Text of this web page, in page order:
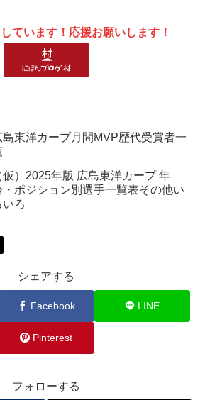
ています！応援お願いします！
島東洋カープ月間MVP歴代受賞者一
仮）2025年版 広島東洋カープ 年
・ポジション別選手一覧表その他い
いろ
シェアする
Facebook LINE
Pinterest
フォローする